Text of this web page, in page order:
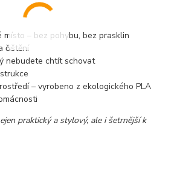
– bez pohybu, bez prasklin
čištění
nebudete chtít schovat
– vyrobeno z ekologického PLA
praktický a stylový, ale i šetrnější k